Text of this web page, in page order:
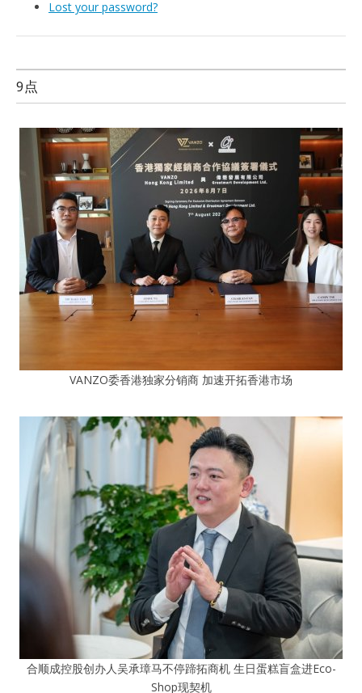
Lost your password?
9点
VANZO委香港独家分销商 加速开拓香港市场
合顺成控股创办人吴承璋马不停蹄拓商机 生日蛋糕盲盒进Eco-
Shop现契机